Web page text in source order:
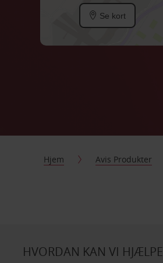
Se kort
Hjem Avis Produkter
HVORDAN KAN VI HJÆLPE